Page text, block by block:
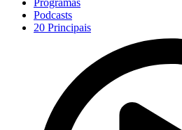
Podcasts
20 Principais